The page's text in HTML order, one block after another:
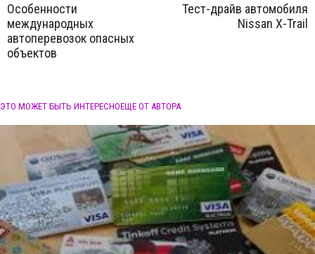
Особенности
международных
автоперевозок опасных
объектов
Тест-драйв автомобиля
Nissan X-Trail
ЭТО МОЖЕТ БЫТЬ ИНТЕРЕСНОЕЩЕ ОТ АВТОРА